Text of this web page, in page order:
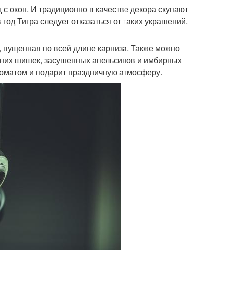
И традиционно в качестве декора скупают
Тигра следует отказаться от таких украшений.
пущенная по всей длине карниза. Также можно
шишек, засушенных апельсинов и имбирных
и подарит праздничную атмосферу.